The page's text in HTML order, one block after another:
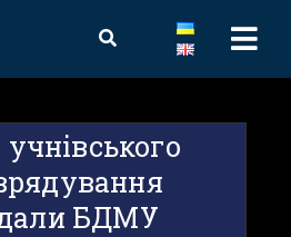
БДМУ